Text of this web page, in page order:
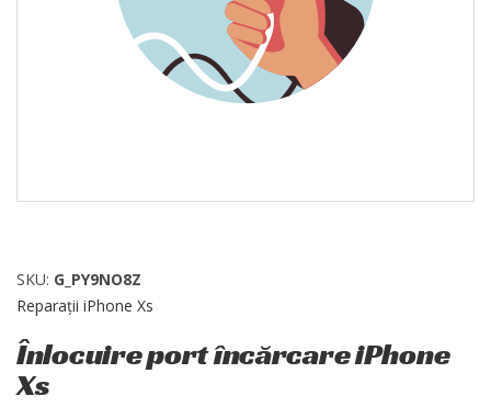
SKU: G_PY9NO8Z
Reparații iPhone Xs
Înlocuire port încărcare iPhone
Xs